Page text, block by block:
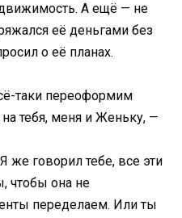
А ещё — не
её деньгами без
о её планах.
таки переоформим
тебя, меня и Женьку, —
же говорил тебе, все эти
чтобы она не
переделаем. Или ты